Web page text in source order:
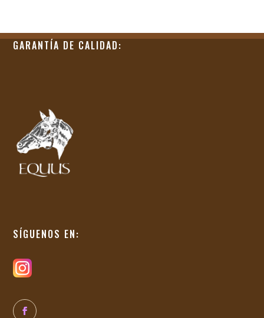
GARANTÍA DE CALIDAD:
SÍGUENOS EN: